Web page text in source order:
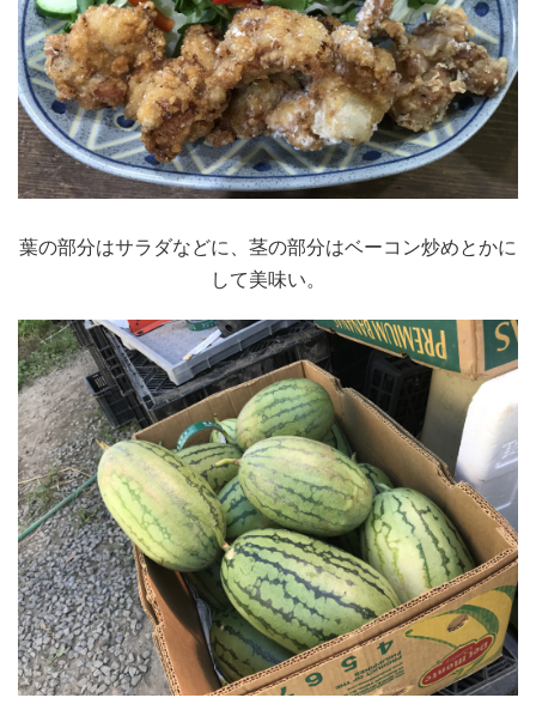
葉の部分はサラダなどに、茎の部分はベーコン炒めとかに
して美味い。